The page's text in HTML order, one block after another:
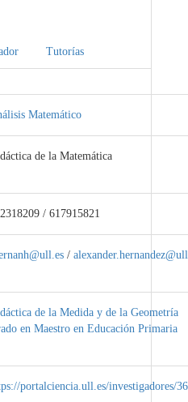
Tutorías
Matemático
de la Matemática
/ 617915821
/
de la Medida y de la Geometría
en Maestro en Educación Primaria
portalciencia.ull.es/investigadores/